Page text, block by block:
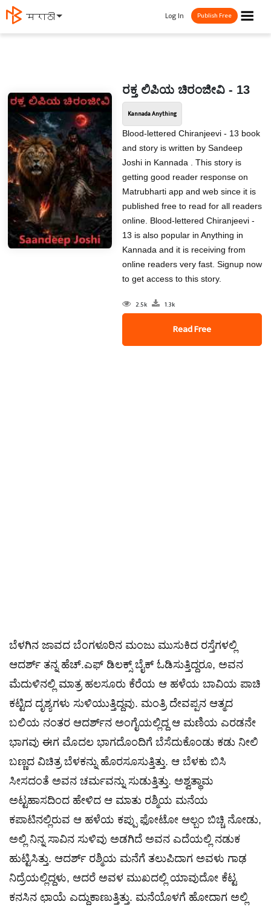
मराठी ☰
Log In Publish Free
ರಕ್ತ ಲಿಪಿಯ ಚಿರಂಜೀವಿ - 13
Kannada Anything
Blood-lettered Chiranjeevi - 13 book
and story is written by Sandeep
Joshi in Kannada . This story is
getting good reader response on
Matrubharti app and web since it is
published free to read for all readers
online. Blood-lettered Chiranjeevi -
13 is also popular in Anything in
Kannada and it is receiving from
online readers very fast. Signup now
to get access to this story.
2.5k 1.3k
Read Free
ಬೆಳಗಿನ ಜಾವದ ಬೆಂಗಳೂರಿನ ಮಂಜು ಮುಸುಕಿದ ರಸ್ತೆಗಳಲ್ಲಿ
ಆದರ್ಶ್ ತನ್ನ ಹೆಚ್.ಎಫ್ ಡಿಲಕ್ಸ್ ಬೈಕ್ ಓಡಿಸುತ್ತಿದ್ದರೂ, ಅವನ
ಮೆದುಳಿನಲ್ಲಿ ಮಾತ್ರ ಹಲಸೂರು ಕೆರೆಯ ಆ ಹಳೆಯ ಬಾವಿಯ ಪಾಚಿ
ಕಟ್ಟಿದ ದೃಶ್ಯಗಳು ಸುಳಿಯುತ್ತಿದ್ದವು. ಮಂತ್ರಿ ದೇವಪ್ಪನ ಆತ್ಮದ
ಬಲಿಯ ನಂತರ ಆದರ್ಶ್‌ನ ಅಂಗೈಯಲ್ಲಿದ್ದ ಆ ಮಣಿಯ ಎರಡನೇ
ಭಾಗವು ಈಗ ಮೊದಲ ಭಾಗದೊಂದಿಗೆ ಬೆಸೆದುಕೊಂಡು ಕಡು ನೀಲಿ
ಬಣ್ಣದ ವಿಚಿತ್ರ ಬೆಳಕನ್ನು ಹೊರಸೂಸುತ್ತಿತ್ತು. ಆ ಬೆಳಕು ಬಿಸಿ
ಸೀಸದಂತೆ ಅವನ ಚರ್ಮವನ್ನು ಸುಡುತ್ತಿತ್ತು. ಅಶ್ವತ್ಥಾಮ
ಅಟ್ಟಹಾಸದಿಂದ ಹೇಳಿದ ಆ ಮಾತು ರಶ್ಮಿಯ ಮನೆಯ
ಕಪಾಟಿನಲ್ಲಿರುವ ಆ ಹಳೆಯ ಕಪ್ಪು ಫೋಟೋ ಆಲ್ಬಂ ಬಿಚ್ಚಿ ನೋಡು,
ಅಲ್ಲಿ ನಿನ್ನ ಸಾವಿನ ಸುಳಿವು ಅಡಗಿದೆ ಅವನ ಎದೆಯಲ್ಲಿ ನಡುಕ
ಹುಟ್ಟಿಸಿತ್ತು. ಆದರ್ಶ್ ರಶ್ಮಿಯ ಮನೆಗೆ ತಲುಪಿದಾಗ ಅವಳು ಗಾಢ
ನಿದ್ರೆಯಲ್ಲಿದ್ದಳು, ಆದರೆ ಅವಳ ಮುಖದಲ್ಲಿ ಯಾವುದೋ ಕೆಟ್ಟ
ಕನಸಿನ ಛಾಯೆ ಎದ್ದುಕಾಣುತ್ತಿತ್ತು. ಮನೆಯೊಳಗೆ ಹೋದಾಗ ಅಲ್ಲಿ